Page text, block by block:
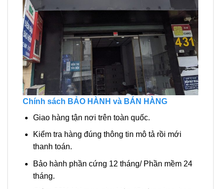
Chính sách BẢO HÀNH và BÁN HÀNG
Giao hàng tận nơi trên toàn quốc.
Kiểm tra hàng đúng thông tin mô tả rồi mới
thanh toán.
Bảo hành phần cứng 12 tháng/ Phần mềm 24
tháng.